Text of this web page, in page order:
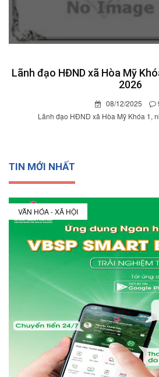
Lãnh đạo HĐND xã Hòa Mỹ
2026
08/12/2025
Lãnh đạo HĐND xã Hòa Mỹ Khóa 1,
TIN MỚI NHẤT
VĂN HÓA - XÃ HỘI